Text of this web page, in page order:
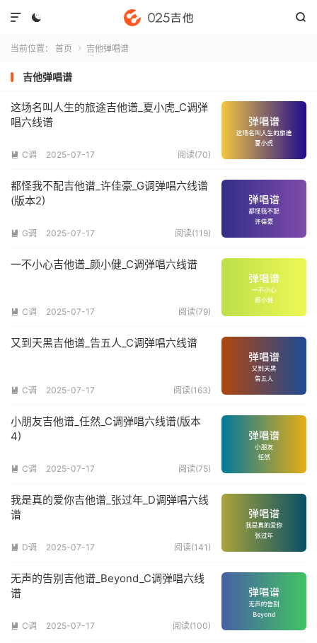
 

当前位置： 首页  吉他弹唱谱
吉他弹唱谱
这场名叫人生的旅途吉他谱_夏小虎_C调弹
唱六线谱
 C调 2025-07-17 阅读(70)
都怪我不配吉他谱_许佳豪_G调弹唱六线谱
(版本2)
 G调 2025-07-17 阅读(119)
一不小心吉他谱_颜小健_C调弹唱六线谱
 C调 2025-07-17 阅读(79)
又到天黑吉他谱_告五人_C调弹唱六线谱
 C调 2025-07-17 阅读(163)
小朋友吉他谱_任然_C调弹唱六线谱(版本
4)
 C调 2025-07-17 阅读(75)
我是真的爱你吉他谱_张过年_D调弹唱六线
谱
 D调 2025-07-17 阅读(141)
无声的告别吉他谱_Beyond_C调弹唱六线
谱
 C调 2025-07-17 阅读(100)